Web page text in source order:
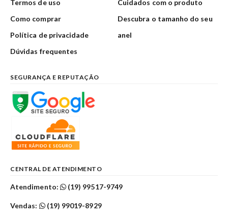
Termos de uso
Como comprar
Política de privacidade
Dúvidas frequentes
Cuidados com o produto
Descubra o tamanho do seu
anel
SEGURANÇA E REPUTAÇÃO
CENTRAL DE ATENDIMENTO
Atendimento: (19) 99517-9749
Vendas: (19) 99019-8929